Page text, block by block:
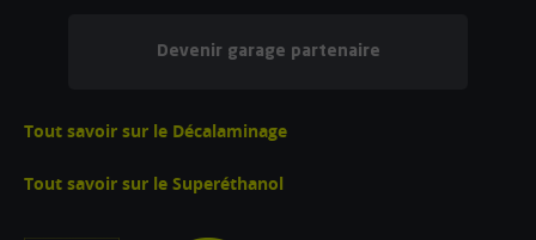
Devenir garage partenaire
Tout savoir sur le Décalaminage
Tout savoir sur le Superéthanol